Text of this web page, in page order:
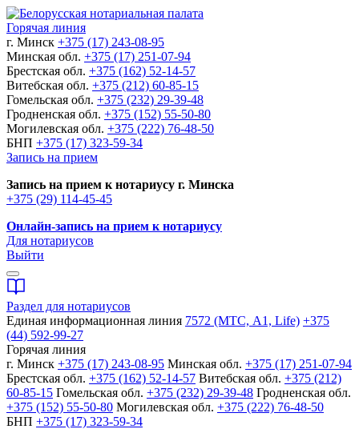
Горячая линия
г. Минск +375 (17) 243-08-95
Минская обл. +375 (17) 251-07-94
Брестская обл. +375 (162) 52-14-57
Витебская обл. +375 (212) 60-85-15
Гомельская обл. +375 (232) 29-39-48
Гродненская обл. +375 (152) 55-50-80
Могилевская обл. +375 (222) 76-48-50
БНП +375 (17) 323-59-34
Запись на прием
Запись на прием к нотариусу г. Минска
+375 (29) 114-45-45
Онлайн-запись на прием к нотариусу
Для нотариусов
Выйти
Раздел для нотариусов
Единая информационная линия 7572 (МТС, A1, Life) +375
(44) 592-99-27
Горячая линия
г. Минск +375 (17) 243-08-95 Минская обл. +375 (17) 251-07-94
Брестская обл. +375 (162) 52-14-57 Витебская обл. +375 (212)
60-85-15 Гомельская обл. +375 (232) 29-39-48 Гродненская обл.
+375 (152) 55-50-80 Могилевская обл. +375 (222) 76-48-50
БНП +375 (17) 323-59-34